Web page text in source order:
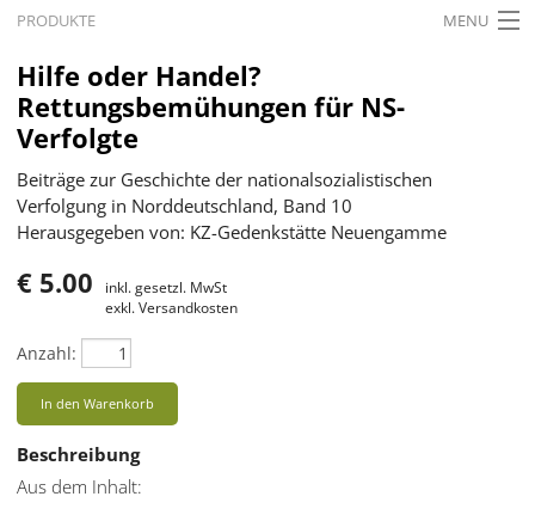
PRODUKTE MENU
STARTSEITE
AKTUELLES
AUSSTELLUNGEN
GESCHICHTE
FORSCHUNG
SERVICE
Deutsch
Hilfe oder Handel?
Rettungsbemühungen für NS-
Verfolgte
Beiträge zur Geschichte der nationalsozialistischen
Verfolgung in Norddeutschland, Band 10
Herausgegeben von: KZ-Gedenkstätte Neuengamme
€ 5.00
inkl. gesetzl. MwSt
exkl. Versandkosten
Anzahl:
In den Warenkorb
Beschreibung
Aus dem Inhalt: